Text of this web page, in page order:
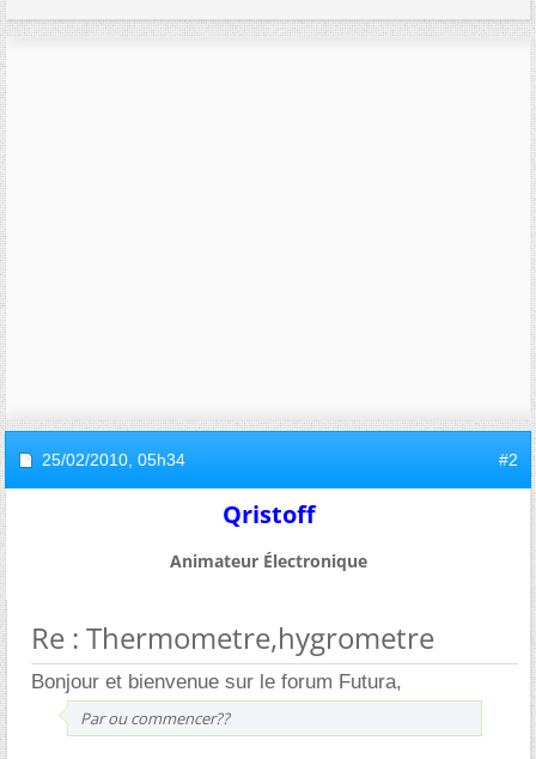
25/02/2010, 05h34 #2
Qristoff
Animateur Électronique
Re : Thermometre,hygrometre
Bonjour et bienvenue sur le forum Futura,
Par ou commencer??